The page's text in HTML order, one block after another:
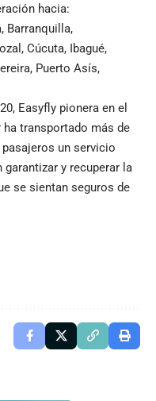
hacia:
Barranquilla,
Cúcuta, Ibagué,
Puerto Asís,
Easyfly pionera en el
transportado más de
un servicio
y recuperar la
se sientan seguros de